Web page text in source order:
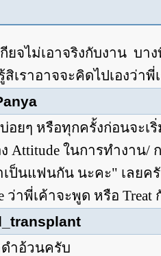
ยจไม่เอาจริงกับงาน บ
เราอาจจะคิดไปเองว่า
อยๆ หรือทุกครั้งก่อนจะ
Attitude ในการทำงาน/
ป็นแฟนกัน นะคะ" เลยค
ว่าพี่เค้าจะพูด หรือ
ำอ้วนครับ